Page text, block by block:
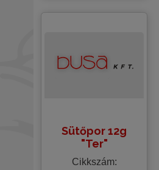
Sütőpor 12g
"Ter"
Cikkszám: